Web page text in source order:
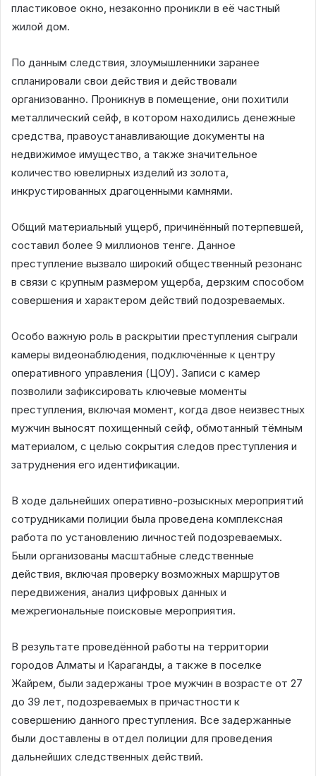
пластиковое окно, незаконно проникли в её частный
жилой дом.
По данным следствия, злоумышленники заранее
спланировали свои действия и действовали
организованно. Проникнув в помещение, они похитили
металлический сейф, в котором находились денежные
средства, правоустанавливающие документы на
недвижимое имущество, а также значительное
количество ювелирных изделий из золота,
инкрустированных драгоценными камнями.
Общий материальный ущерб, причинённый потерпевшей,
составил более 9 миллионов тенге. Данное
преступление вызвало широкий общественный резонанс
в связи с крупным размером ущерба, дерзким способом
совершения и характером действий подозреваемых.
Особо важную роль в раскрытии преступления сыграли
камеры видеонаблюдения, подключённые к центру
оперативного управления (ЦОУ). Записи с камер
позволили зафиксировать ключевые моменты
преступления, включая момент, когда двое неизвестных
мужчин выносят похищенный сейф, обмотанный тёмным
материалом, с целью сокрытия следов преступления и
затруднения его идентификации.
В ходе дальнейших оперативно-розыскных мероприятий
сотрудниками полиции была проведена комплексная
работа по установлению личностей подозреваемых.
Были организованы масштабные следственные
действия, включая проверку возможных маршрутов
передвижения, анализ цифровых данных и
межрегиональные поисковые мероприятия.
В результате проведённой работы на территории
городов Алматы и Караганды, а также в поселке
Жайрем, были задержаны трое мужчин в возрасте от 27
до 39 лет, подозреваемых в причастности к
совершению данного преступления. Все задержанные
были доставлены в отдел полиции для проведения
дальнейших следственных действий.